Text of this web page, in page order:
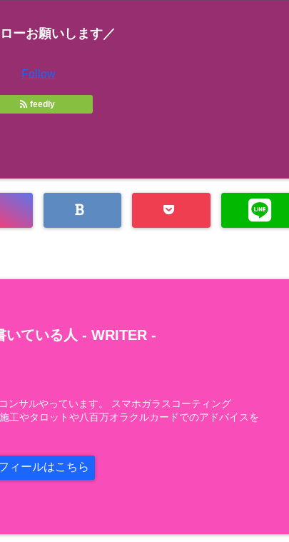
ーお願いします／
Follow
feedly
いている人 - WRITER -
ンサルやっています。 スマホガラスコーティング
工やタロットや八百万オラクルカードでのアドバイスを
ィールはこちら